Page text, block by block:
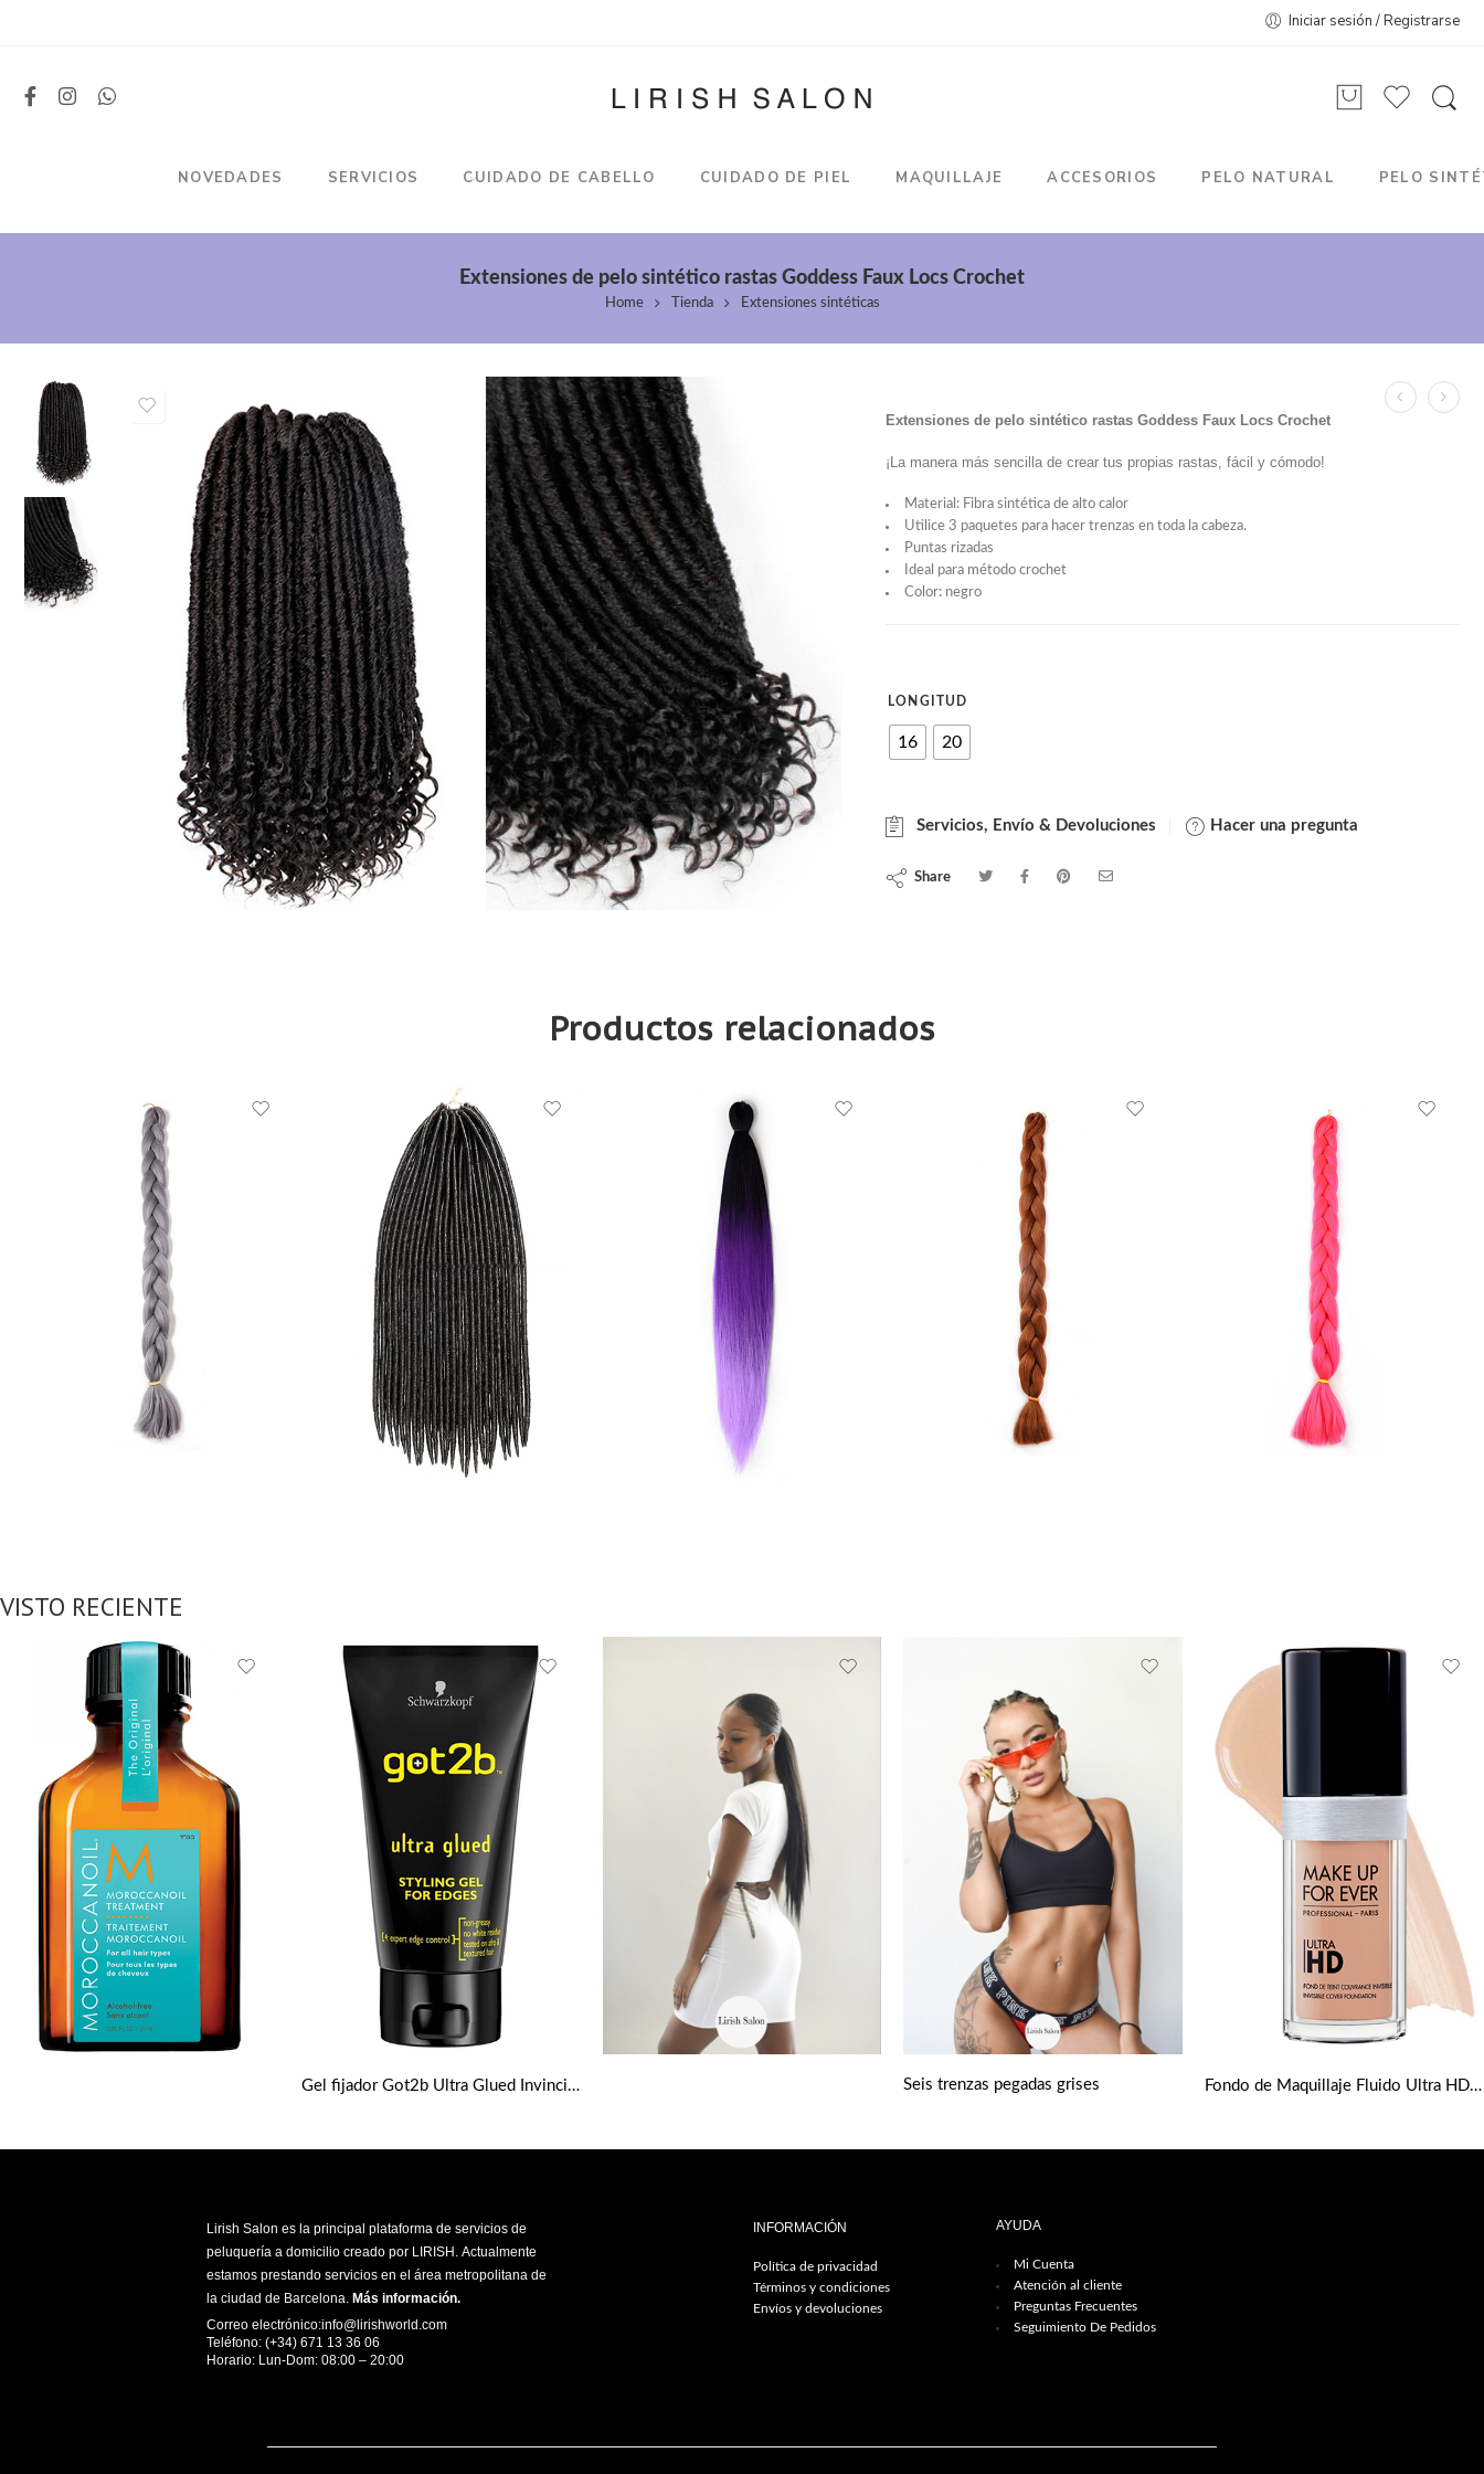
Iniciar sesión / Registrarse
NOVEDADES SERVICIOS CUIDADO DE CABELLO CUIDADO DE PIEL MAQUILLAJE ACCESORIOS PELO NATURAL PELO
Extensiones de pelo sintético rastas Goddess Faux Locs Crochet
Home Tienda Extensiones sintéticas
Extensiones de pelo sintético rastas Goddess Faux Locs Crochet
¡La manera más sencilla de crear tus propias rastas, fácil y cómodo!
Material: Fibra sintética de alto calor
Utilice 3 paquetes para hacer trenzas en toda la cabeza.
Puntas rizadas
Ideal para método crochet
Color: negro
LONGITUD
16 20
Servicios, Envío & Devoluciones Hacer una pregunta
Share
Productos relacionados
VISTO RECIENTE
Gel fijador Got2b Ultra Glued Invincible Extreme Hold Hair Styling 150 Ml Seis trenzas pegadas grises Fondo de Maquillaje Fluido Ultra HD tonos medios de Make up Forever
Lirish Salon es la principal plataforma de servicios de
peluquería a domicilio creado por LIRISH. Actualmente
estamos prestando servicios en el área metropolitana de
la ciudad de Barcelona. Más información.
Correo electrónico:info@lirishworld.com
Teléfono: (+34) 671 13 36 06
Horario: Lun-Dom: 08:00 – 20:00
INFORMACIÓN
Política de privacidad
Términos y condiciones
Envíos y devoluciones
AYUDA
Mi Cuenta
Atención al cliente
Preguntas Frecuentes
Seguimiento De Pedidos